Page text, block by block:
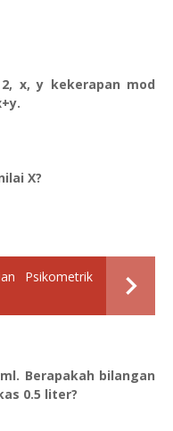
x, y kekerapan mod
X?
Psikometrik
Berapakah bilangan
0.5 liter?